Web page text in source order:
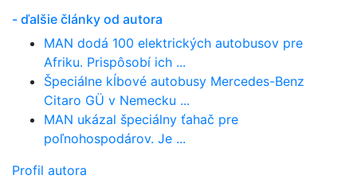
- ďalšie články od autora
MAN dodá 100 elektrických autobusov pre
Afriku. Prispôsobí ich ...
Špeciálne kĺbové autobusy Mercedes-Benz
Citaro GÜ v Nemecku ...
MAN ukázal špeciálny ťahač pre
poľnohospodárov. Je ...
Profil autora